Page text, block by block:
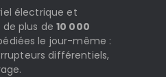
électrique et
de plus de10 000
le jour-même :
différentiels,